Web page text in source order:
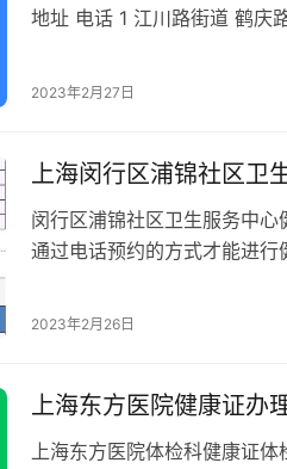
地址 电话 1 江川路街道 鹤
2023年2月27日
上海闵行区浦锦社区卫
闵行区浦锦社区卫生服务中
通过电话预约的方式才能进
2023年2月26日
上海东方医院健康证办
上海东方医院体检科健康证